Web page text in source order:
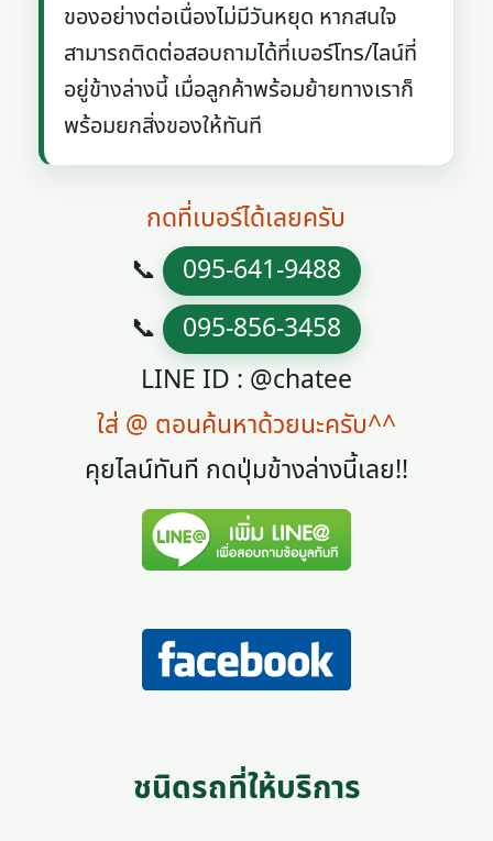
ของอย่างต่อเนื่องไม่มีวันหยุด หากสนใจ
สามารถติดต่อสอบถามได้ที่เบอร์โทร/ไลน์ที่
อยู่ข้างล่างนี้ เมื่อลูกค้าพร้อมย้ายทางเราก็
พร้อมยกสิ่งของให้ทันที
กดที่เบอร์ได้เลยครับ
📞 095-641-9488
📞 095-856-3458
LINE ID : @chatee
ใส่ @ ตอนค้นหาด้วยนะครับ^^
คุยไลน์ทันที กดปุ่มข้างล่างนี้เลย!!
ชนิดรถที่ให้บริการ